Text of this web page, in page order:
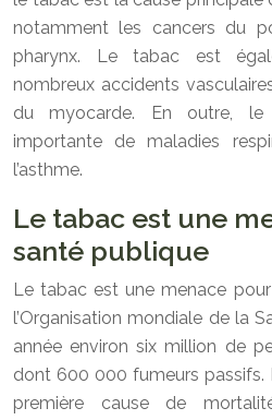
notamment les cancers du
pharynx. Le tabac est
nombreux accidents
du myocarde. En outre,
importante de maladies
l’asthme.
Le tabac est une
santé publique
Le tabac est une menace
l’Organisation mondiale de la
année environ six million de
dont 600 000 fumeurs passifs.
première cause de